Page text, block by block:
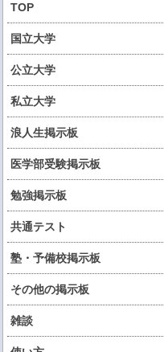
TOP
国立大学
公立大学
私立大学
浪人生掲示板
医学部受験掲示板
勉強掲示板
共通テスト
塾・予備校掲示板
その他の掲示板
雑談